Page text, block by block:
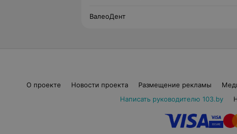
ВалеоДент
О проекте Новости проекта Размещение рекламы
Написать руководителю 103.by